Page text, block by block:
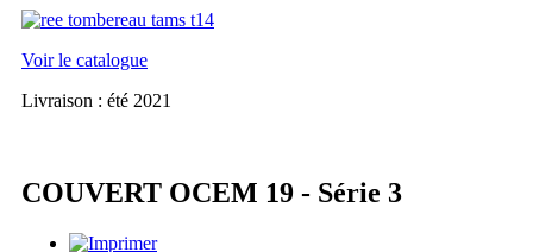
Voir le catalogue
Livraison : été 2021
COUVERT OCEM 19 - Série 3